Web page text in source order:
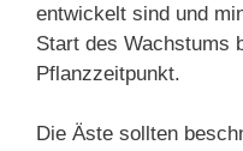
entwickelt sind und
Start des Wachstums
Pflanzzeitpunkt.
Die Äste sollten